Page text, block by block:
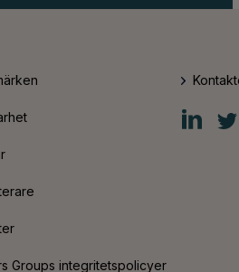
Groups integritetspolicyer
Fiskars
Group